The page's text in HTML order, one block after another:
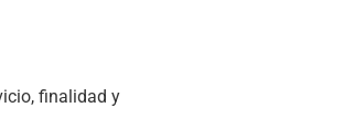
finalidad y